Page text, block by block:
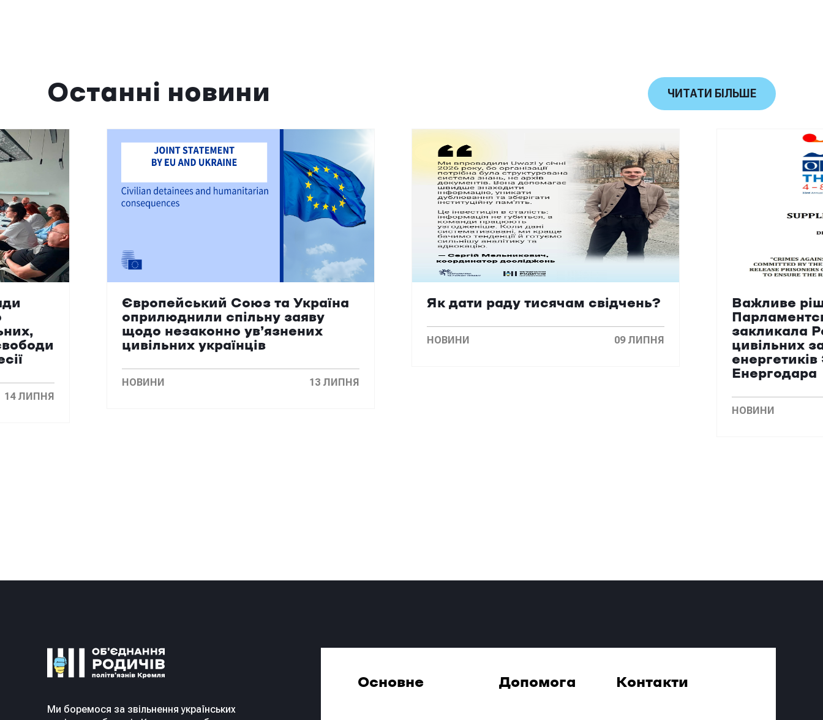
Останні новини ЧИТАТИ БІЛЬШЕ
14 ЛИПНЯ
Європейський Союз та Україна
оприлюднили спільну заяву
щодо незаконно ув’язнених
цивільних українців
НОВИНИ 13 ЛИПНЯ
Як дати раду тисячам свідчень?
НОВИНИ 09 ЛИПНЯ
Важливе
закликала
цивільних
Енергодара
НОВИНИ
Ми боремося за звільнення українських
Основне Допомога Контакти